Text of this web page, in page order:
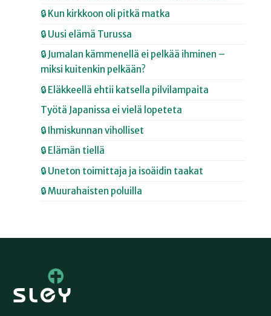
🔒 Kun kirkkoon oli pitkä matka
🔒 Uusi elämä Turussa
🔒 Jumalan kämmenellä ei pelkää ihminen –
miksi kuitenkin pelkään?
🔒 Eläkkeellä ehtii katsella pilvilampaita
Työtä Japanissa ei vielä lopeteta
🔒 Ihmiskunnan viholliset
🔒 Elämän tiellä
🔒 Uneton toimittaja ja isoäidin taakat
🔒 Muurahaisten poluilla